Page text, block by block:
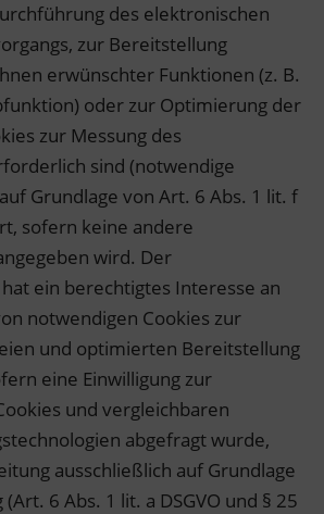
des elektronischen
zur Bereitstellung
erwünschter Funktionen (z. B.
oder zur Optimierung der
zur Messung des
sind (notwendige
Grundlage von Art. 6 Abs. 1 lit. f
sofern keine andere
wird. Der
ein berechtigtes Interesse an
notwendigen Cookies zur
und optimierten Bereitstellung
eine Einwilligung zur
und vergleichbaren
abgefragt wurde,
ausschließlich auf Grundlage
6 Abs. 1 lit. a DSGVO und § 25